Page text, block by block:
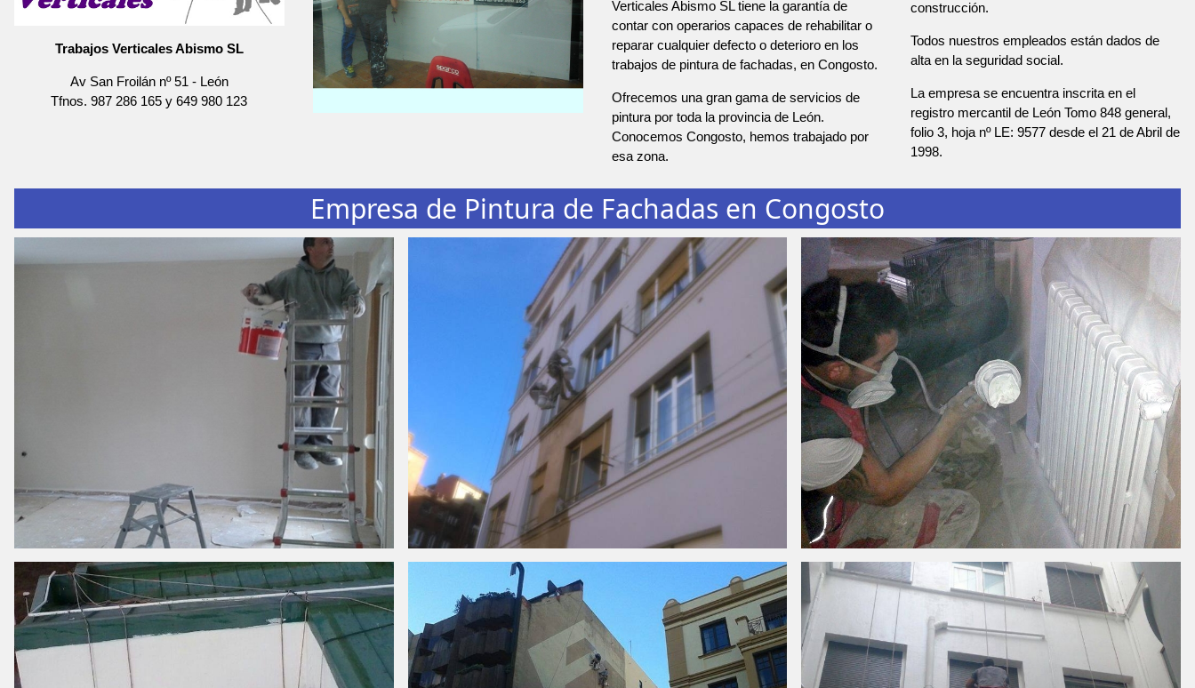
Trabajos Verticales Abismo SL
Av San Froilán nº 51 - León
Tfnos.987 286 165 y649 980 123
Verticales Abismo SL tiene la garantía de
contar con operarios capaces de rehabilitar o
reparar cualquier defecto o deterioro en los
trabajos de pintura de fachadas, en Congosto.
Ofrecemos una gran gama de servicios de
pintura por toda la provincia de León.
Conocemos Congosto, hemos trabajado por
esa zona.
construcción.
Todos nuestros empleados están dados de
alta en la seguridad social.
La empresa se encuentra inscrita en el
registro mercantil de León Tomo 848 general,
folio 3, hoja nº LE: 9577 desde el 21 de Abril de
1998.
Empresa de Pintura de Fachadas en Congosto